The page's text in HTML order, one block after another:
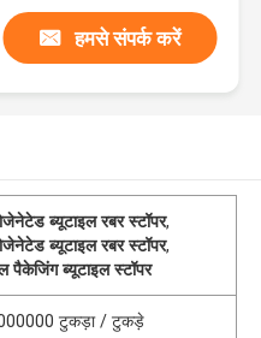
हमसे संपर्क करें
ब्यूटाइल रबर स्टॉपर,
ब्यूटाइल रबर स्टॉपर,
पैकेजिंग ब्यूटाइल स्टॉपर
टुकड़ा / टुकड़े